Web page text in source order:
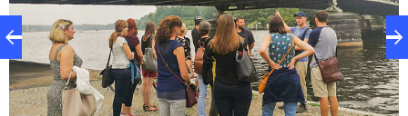
streng abgeschirmtes Sperrgebiet. Auf der Brücke
wurde vor einigen Jahren der Hollywood-Film
„Bridge of Spies“ mit Tom Hanks gedreht.
Entlang der Uferlinie, die früher mit den